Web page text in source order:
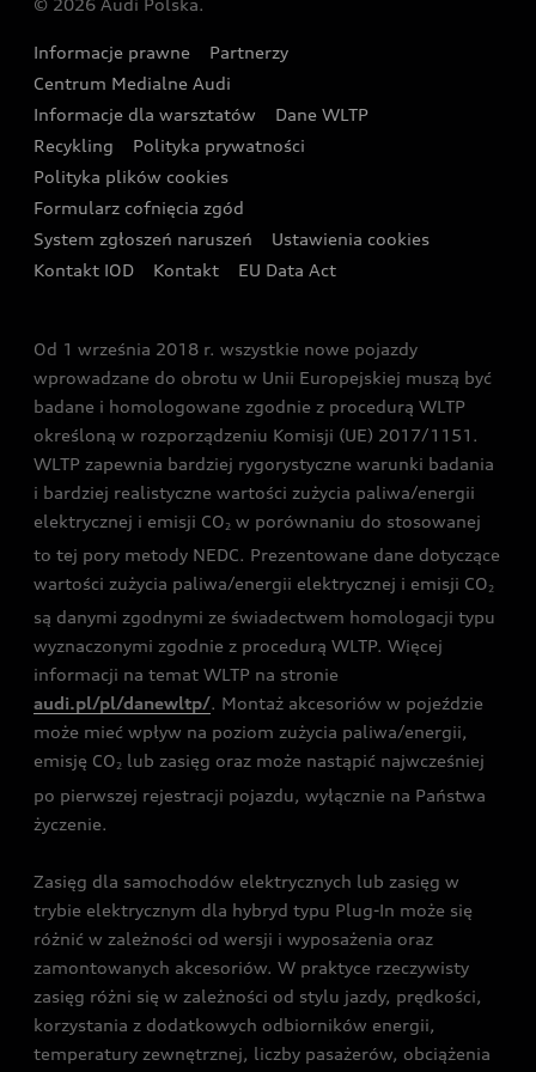
Wyszukaj najbliższego Partnera Audi
Oferta dla przedsiębiorców
Oferta dla klientów prywatnych
Kalkulator rat
Ubezpieczenie
Audi exclusive
Zasięg
Gwarancja
Akcje serwisowe Audi
Katalog online akcesoriów
Audi i Muzeum Sztuki Nowoczesnej w Warszawie
Audi driving experience
Audi quattro Cup
Audi i Puchar Świata w Skokach Narciarskich w
Zakopanem
© 2026 Audi Polska.
Informacje prawne
Partnerzy
Centrum Medialne Audi
Informacje dla warsztatów
Dane WLTP
Recykling
Polityka prywatności
Polityka plików cookies
Formularz cofnięcia zgód
System zgłoszeń naruszeń
Ustawienia cookies
Kontakt IOD
Kontakt EU Data Act
Od 1 września 2018 r. wszystkie nowe pojazdy
wprowadzane do obrotu w Unii Europejskiej muszą być
badane i homologowane zgodnie z procedurą WLTP
określoną w rozporządzeniu Komisji (UE) 2017/1151.
WLTP zapewnia bardziej rygorystyczne warunki badania
i bardziej realistyczne wartości zużycia paliwa/energii
elektrycznej i emisji CO2 w porównaniu do stosowanej
to tej pory metody NEDC. Prezentowane dane dotyczące
wartości zużycia paliwa/energii elektrycznej i emisji CO2
są danymi zgodnymi ze świadectwem homologacji typu
wyznaczonymi zgodnie z procedurą WLTP. Więcej
informacji na temat WLTP na stronie
audi.pl/pl/danewltp/. Montaż akcesoriów w pojeździe
może mieć wpływ na poziom zużycia paliwa/energii,
emisję CO2 lub zasięg oraz może nastąpić najwcześniej
po pierwszej rejestracji pojazdu, wyłącznie na Państwa
życzenie.
Zasięg dla samochodów elektrycznych lub zasięg w
trybie elektrycznym dla hybryd typu Plug-In może się
różnić w zależności od wersji i wyposażenia oraz
zamontowanych akcesoriów. W praktyce rzeczywisty
zasięg różni się w zależności od stylu jazdy, prędkości,
korzystania z dodatkowych odbiorników energii,
temperatury zewnętrznej, liczby pasażerów, obciążenia